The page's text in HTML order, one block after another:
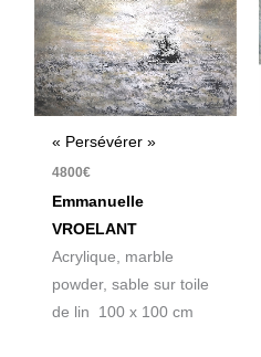
« Persévérer »
4800€
Emmanuelle
VROELANT
Acrylique, marble
powder, sable sur toile
de lin 100 x 100 cm